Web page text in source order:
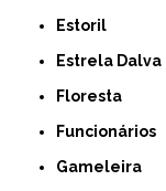
Estoril
Estrela Dalva
Floresta
Funcionários
Gameleira